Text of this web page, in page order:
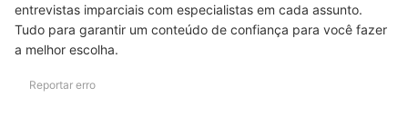
Prepare-se para o Camping com Outros Itens Fundamentais
Conclusão
entrevistas imparciais com especialistas em cada assunto.
Tudo para garantir um conteúdo de confiança para você fazer
a melhor escolha.
Reportar erro